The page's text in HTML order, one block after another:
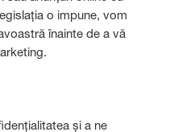
o impune, vom
înainte de a vă
și a ne